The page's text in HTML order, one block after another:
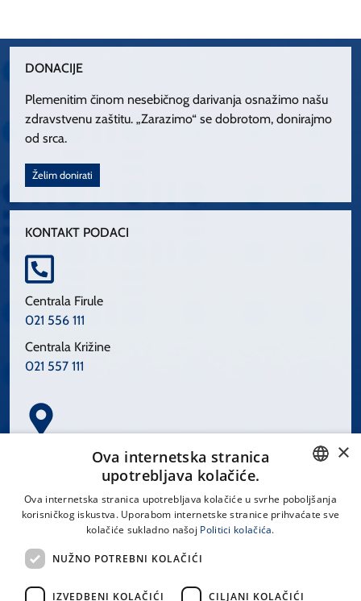
DONACIJE
Plemenitim činom nesebičnog darivanja osnažimo našu
zdravstvenu zaštitu. „Zarazimo“ se dobrotom, donirajmo
od srca.
Želim donirati
KONTAKT PODACI
Centrala Firule
021 556 111
Centrala Križine
021 557 111
Spinčićeva 1, 21000 Split
LINKOVI
CROATIAN
×
Ova internetska stranica
upotrebljava kolačiće.
Ova internetska stranica upotrebljava kolačiće u svrhe poboljšanja
korisničkog iskustva. Uporabom internetske stranice prihvaćate sve
kolačiće sukladno našoj Politici kolačića.
NUŽNO POTREBNI KOLAČIĆI
IZVEDBENI KOLAČIĆI CILJANI KOLAČIĆI